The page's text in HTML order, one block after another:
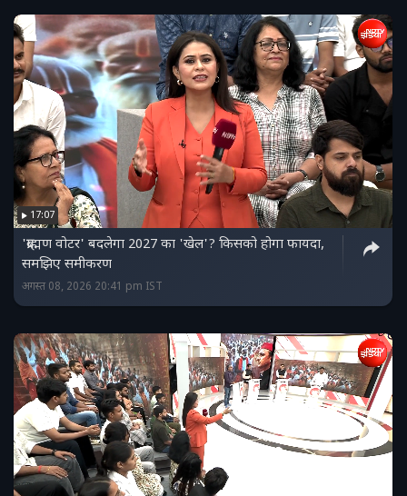
17:07
'ब्राह्मण वोटर' बदलेगा 2027 का 'खेल'? किसको होगा फायदा,
समझिए समीकरण
अगस्त 08, 2026 20:41 pm IST